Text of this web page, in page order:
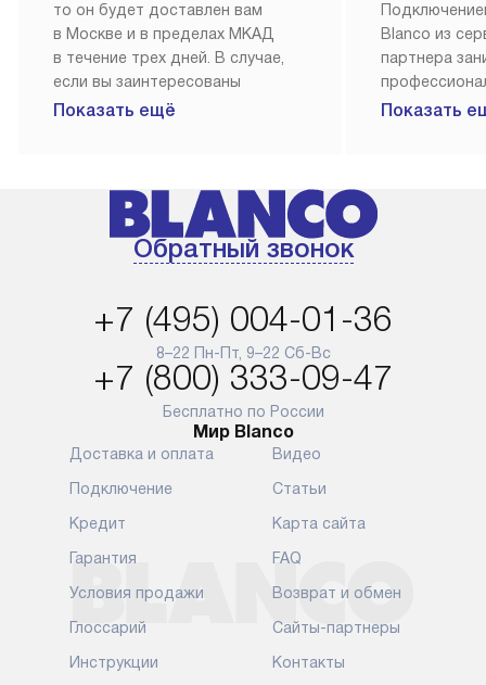
то он будет доставлен вам
в Москве и в пределах МКАД
в течение трех дней. В случае,
если вы заинтересованы
в товаре, который доступен
менеджером на сайте. Товары
с особым лейблом
доставляются бесплатно
аксессуаров не предусмотрена.
Для доставки в другие регионы
мы используем услуги
транспортной компании.
Уточняйте все условия доставки
у нашего менеджера при
оформлении заказа.
В установленный день наша
упакованный прибор прямо
к вашей двери или до прихожей.
Если вам необходимо
переместить прибор к месту его
установки, пожалуйста,
Показать ещё
Blanco из
партнера
Наш сервис
возможные
Готовые
Показать
Обратный звонок
+7 (495) 004-01-36
8–22 Пн-Пт, 9–22 Сб-Вс
+7 (800) 333-09-47
Бесплатно по России
Мир Blanco
Доставка и оплата
Подключение
Кредит
Гарантия
Условия продажи
Глоссарий
Инструкции
Видео
Статьи
Карта сайта
FAQ
Возврат и обмен
Сайты-партнеры
Контакты